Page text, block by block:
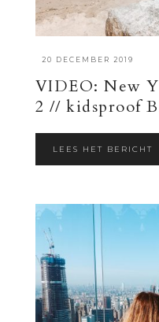
20 DECEMBER 2019
VIDEO: New
2 // kidsproof
LEES HET BERICHT